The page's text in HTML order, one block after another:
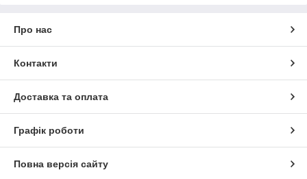
Про нас
Контакти
Доставка та оплата
Графік роботи
Повна версія сайту